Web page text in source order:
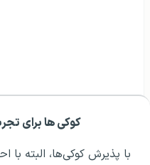
کوکی ها برای
با پذیرش کوکی‌ها، البته